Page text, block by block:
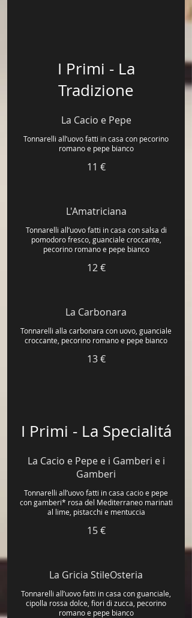
I Primi - La
Tradizione
La Cacio e Pepe
Tonnarelli all’uovo fatti in casa con pecorino
romano e pepe bianco
11 €
L'Amatriciana
Tonnarelli all’uovo fatti in casa con salsa di
pomodoro fresco, guanciale croccante,
pecorino romano e pepe bianco
12 €
La Carbonara
Tonnarelli alla carbonara con uovo, guanciale
croccante, pecorino romano e pepe bianco
13 €
I Primi - La Specialitá
La Cacio e Pepe e i Gamberi e i
Gamberi
Tonnarelli all’uovo fatti in casa cacio e pepe
con gamberi* rosa del Mediterraneo marinati
al lime, pistacchi e mentuccia
15 €
La Gricia StileOsteria
Tonnarelli all’uovo fatti in casa con guanciale,
cipolla rossa dolce, fiori di zucca, pecorino
romano e pepe bianco